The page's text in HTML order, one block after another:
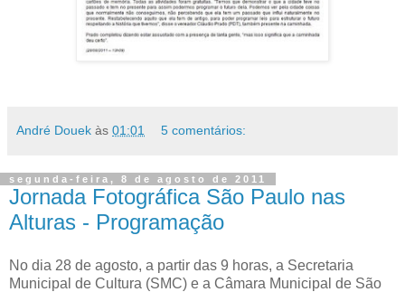
André Douek às 01:01 5 comentários:
segunda-feira, 8 de agosto de 2011
Jornada Fotográfica São Paulo nas
Alturas - Programação
No dia 28 de agosto, a partir das 9 horas, a Secretaria
Municipal de Cultura (SMC) e a Câmara Municipal de São